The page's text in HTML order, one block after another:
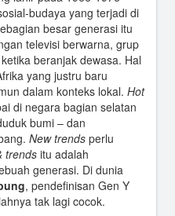
budaya yang terjadi di
besar generasi itu
televisi berwarna, grup
beranjak dewasa. Hal
yang justru baru
dalam konteks lokal. Hot
di negara bagian selatan
bumi – dan
New trendsperlu
trendsitu adalah
generasi. Di dunia
, pendefinisan Gen Y
tak lagi cocok.